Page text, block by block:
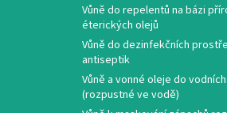
Vůně do repelentů na bázi
éterických olejů
Vůně do dezinfekčních
antiseptik
Vůně a vonné oleje do
(rozpustné ve vodě)